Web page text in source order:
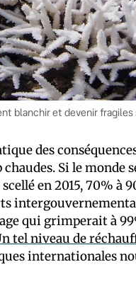
blanchir et devenir fragiles
des
Si le monde
en 2015, 70% à
qui grimperait à
tel niveau de
internationales